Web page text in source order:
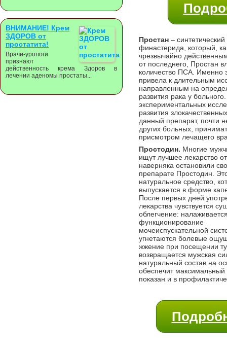
Простан –
финастерида, который,
чрезвычайно
от последнего, Простан
количество ПСА. Именно
привела к длительным
направленным на
развития рака у
экспериментальных
развития
данный препарат, почти
других больных,
присмотром лечащего
Простодин. Многие
ищут лучшее лекарство
наверняка остановили
препарате Простодин.
натуральное средство,
выпускается в форме
После первых дней
лекарства чувствуется
облегчение:
функционирование
мочеиспускательной
угнетаются болевые
жжение при посещении
возвращается мужская
натуральный состав на
обеспечит
показан и в
ВНИМАНИЕ! Крем
ЗДОРОВ от
простатита!
Врачи-урологи
признают
действенность крема Здоров в
лечении аденомы простаты...